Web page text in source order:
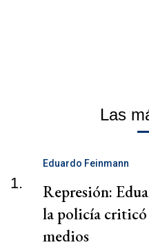
Las
1.
Eduardo Feinmann
Represión:
la policía criticó
medios